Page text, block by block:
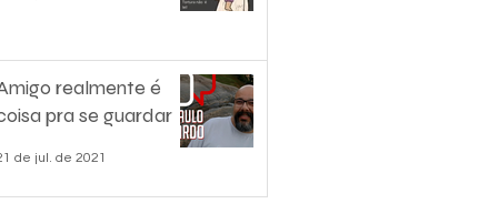
realmente é
pra se guardar
de jul. de 2021